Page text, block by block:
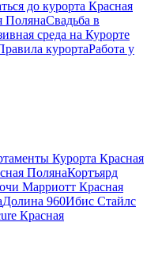
до курорта Красная
ПолянаСвадьба в
среда на Курорте
курортаРабота у
Курорта Красная
ПолянаКортъярд
Марриотт Красная
Долина 960Ибис Стайлс
Красная